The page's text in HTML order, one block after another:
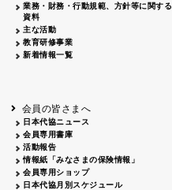
業務・財務・行動規範、方針等に関する
資料
主な活動
教育研修事業
新着情報一覧
会員の皆さまへ
日本代協ニュース
会員専用書庫
活動報告
情報紙「みなさまの保険情報」
会員専用ショップ
日本代協月別スケジュール